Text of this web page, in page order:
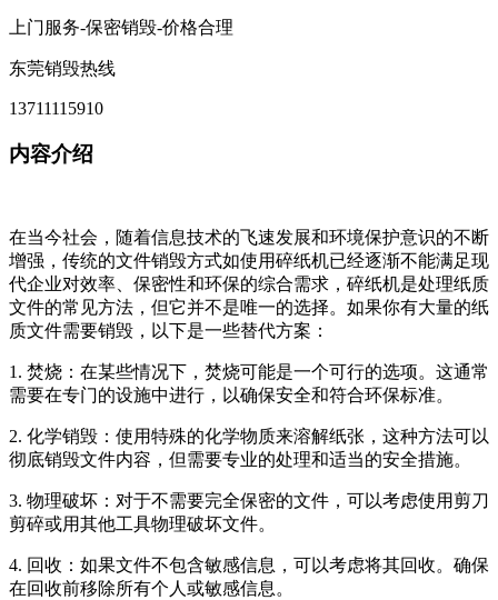
上门服务-保密销毁-价格合理
东莞销毁热线
13711115910
内容介绍
在当今社会，随着信息技术的飞速发展和环境保护意识的不断
增强，传统的文件销毁方式如使用碎纸机已经逐渐不能满足现
代企业对效率、保密性和环保的综合需求，碎纸机是处理纸质
文件的常见方法，但它并不是唯一的选择。如果你有大量的纸
质文件需要销毁，以下是一些替代方案：
1. 焚烧：在某些情况下，焚烧可能是一个可行的选项。这通常
需要在专门的设施中进行，以确保安全和符合环保标准。
2. 化学销毁：使用特殊的化学物质来溶解纸张，这种方法可以
彻底销毁文件内容，但需要专业的处理和适当的安全措施。
3. 物理破坏：对于不需要完全保密的文件，可以考虑使用剪刀
剪碎或用其他工具物理破坏文件。
4. 回收：如果文件不包含敏感信息，可以考虑将其回收。确保
在回收前移除所有个人或敏感信息。